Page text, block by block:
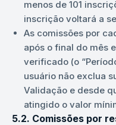
menos de 101
inscrição voltará a
As comissões por
após o final do mês
verificado (o
usuário não exclua
Validação e desde
atingido o valor
5.2. Comissões por